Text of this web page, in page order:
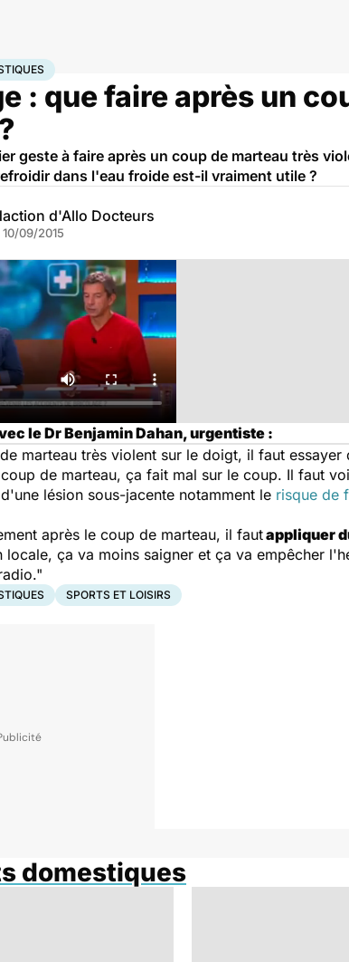
domestiques
: que faire après un
geste à faire après un coup de marteau très
dans l'eau froide est-il vraiment utile ?
d'Allo Docteurs
10/09/2015
le Dr Benjamin Dahan, urgentiste :
marteau très violent sur le doigt, il faut essayer
de marteau, ça fait mal sur le coup. Il faut
lésion sous-jacente notamment le risque de
après le coup de marteau, il fautappliquer
locale, ça va moins saigner et ça va empêcher
SPORTS ET LOISIRS
domestiques